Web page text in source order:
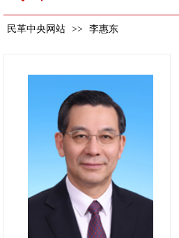
民革中央网站 >> 李惠东